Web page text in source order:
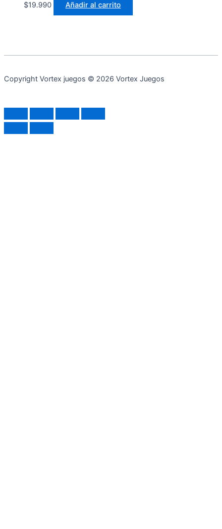
$19.990 Añadir al carrito
Copyright Vortex juegos © 2026 Vortex Juegos